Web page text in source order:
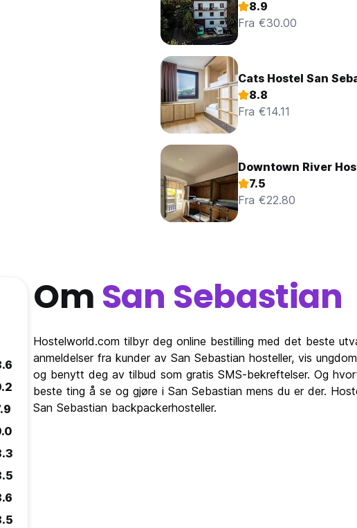
8.9
Fra €30.00
Cats Hostel San
8.8
Fra €14.11
Downtown River
7.5
Fra €22.80
Om San Sebastian
Hostelworld.com tilbyr deg online bestilling med det beste
anmeldelser fra kunder av San Sebastian hosteller, vis
og benytt deg av tilbud som gratis SMS-bekreftelser. Og
beste ting å se og gjøre i San Sebastian mens du er der.
San Sebastian backpackerhosteller.